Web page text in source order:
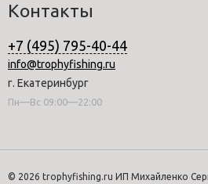
Контакты
+7 (495) 795-40-44
info@trophyfishing.ru
г. Екатеринбург
Пн—Вс 09:00—22:00
© 2026 trophyfishing.ru ИП Михайленко